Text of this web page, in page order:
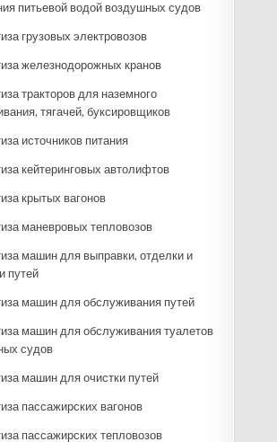
питьевой водой воздушных судов
грузовых электровозов
железнодорожных кранов
тракторов для наземного
тягачей, буксировщиков
источников питания
кейтеринговых автолифтов
крытых вагонов
маневровых тепловозов
машин для выправки, отделки и
путей
машин для обслуживания путей
машин для обслуживания туалетов
судов
машин для очистки путей
пассажирских вагонов
пассажирских тепловозов